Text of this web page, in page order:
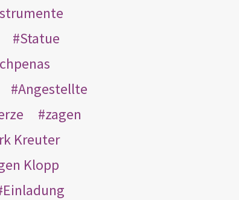
Statue
Angestellte
zagen
Kreuter
Klopp
Einladung